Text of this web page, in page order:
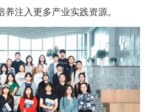
养注入更多产业实践资源。